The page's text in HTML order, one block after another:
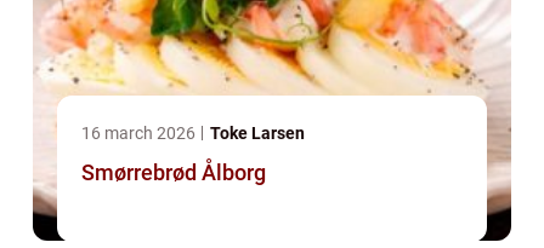
16 march 2026 Toke Larsen
Smørrebrød Ålborg